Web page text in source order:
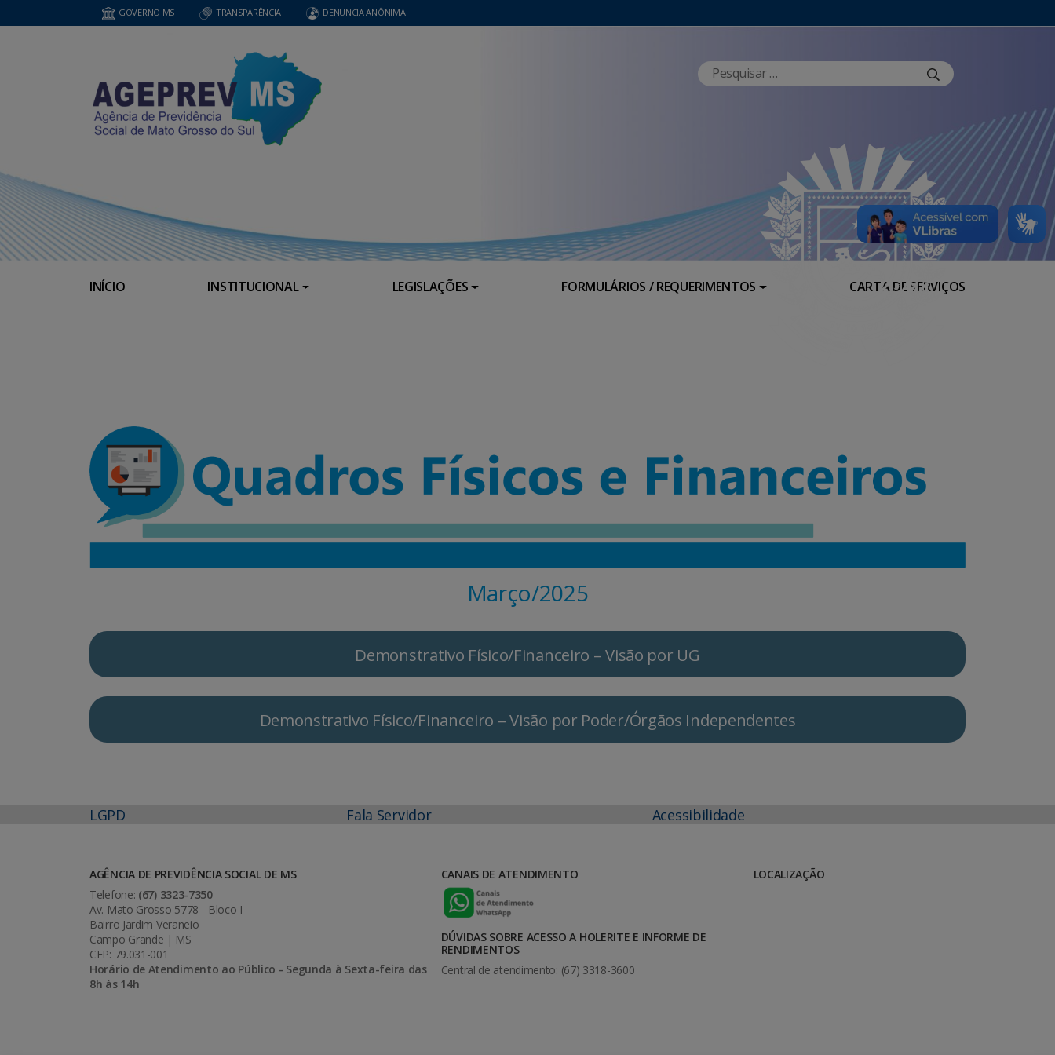
GOVERNO MS TRANSPARÊNCIA DENUNCIA ANÔNIMA
INÍCIO INSTITUCIONAL LEGISLAÇÕES FORMULÁRIOS / REQUERIMENTOS CARTA DE SERVIÇOS
Março/2025
Demonstrativo Físico/Financeiro – Visão por UG
Demonstrativo Físico/Financeiro – Visão por Poder/Órgãos Independentes
LGPD Fala Servidor Acessibilidade
AGÊNCIA DE PREVIDÊNCIA SOCIAL DE MS
Telefone: (67) 3323-7350
Av. Mato Grosso 5778 - Bloco I
Bairro Jardim Veraneio
Campo Grande | MS
CEP: 79.031-001
Horário de Atendimento ao Público - Segunda à Sexta-feira das
8h às 14h
CANAIS DE ATENDIMENTO
DÚVIDAS SOBRE ACESSO A HOLERITE E INFORME DE
RENDIMENTOS
Central de atendimento: (67) 3318-3600
LOCALIZAÇÃO